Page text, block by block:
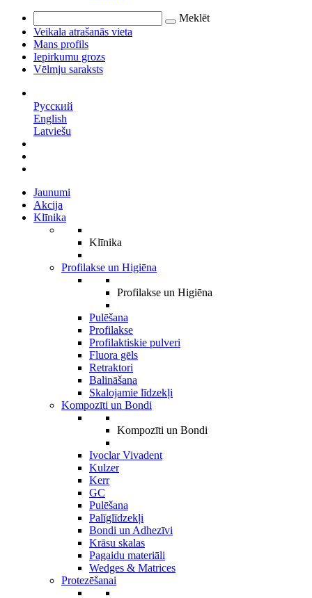
Meklēt
Veikala atrašanās vieta
Mans profils
Iepirkumu grozs
Vēlmju saraksts
Русский
English
Latviešu
Jaunumi
Akcija
Klīnika
Klīnika
Profilakse un Higiēna
Profilakse un Higiēna
Pulēšana
Profilakse
Profilaktiskie pulveri
Fluora gēls
Retraktori
Balināšana
Skalojamie līdzekļi
Kompozīti un Bondi
Kompozīti un Bondi
Ivoclar Vivadent
Kulzer
Kerr
GC
Pulēšana
Palīglīdzekļi
Bondi un Adhezīvi
Krāsu skalas
Pagaidu materiāli
Wedges & Matrices
Protezēšanai